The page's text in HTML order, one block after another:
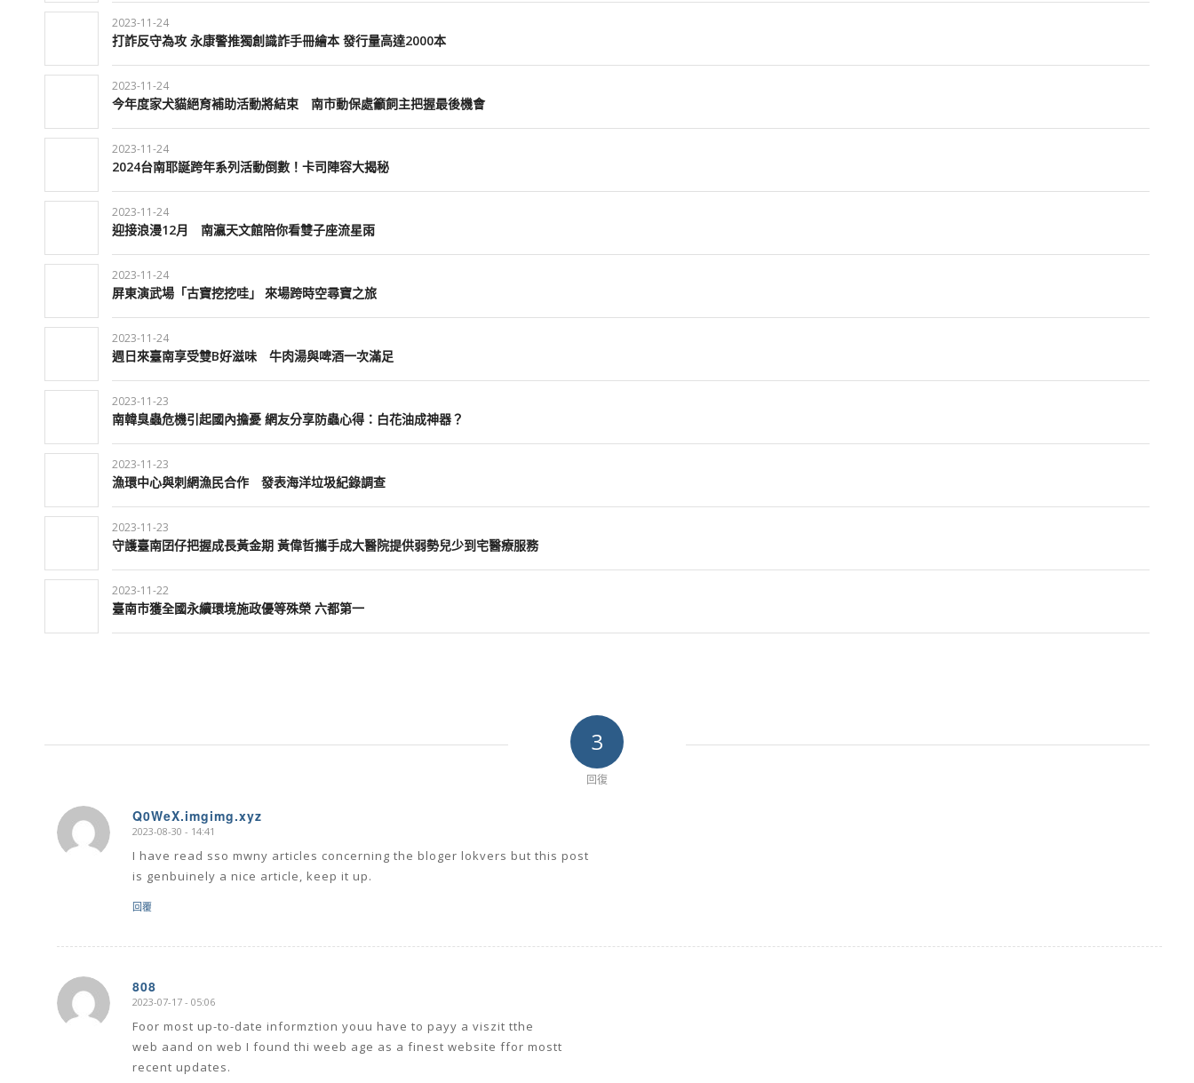
2023-11-24
打詐反守為攻 永康警推獨創識詐手冊繪本 發行量高達2000本
2023-11-24
今年度家犬貓絕育補助活動將結束 南市動保處籲飼主把握最後機會
2023-11-24
2024台南耶誕跨年系列活動倒數！卡司陣容大揭秘
2023-11-24
迎接浪漫12月 南瀛天文館陪你看雙子座流星雨
2023-11-24
屏東演武場「古寶挖挖哇」 來場跨時空尋寶之旅
2023-11-24
週日來臺南享受雙B好滋味 牛肉湯與啤酒一次滿足
2023-11-23
南韓臭蟲危機引起國內擔憂 網友分享防蟲心得：白花油成神器？
2023-11-23
漁環中心與刺網漁民合作 發表海洋垃圾紀錄調查
2023-11-23
守護臺南囝仔把握成長黃金期 黃偉哲攜手成大醫院提供弱勢兒少到宅醫療服務
2023-11-22
臺南市獲全國永續環境施政優等殊榮 六都第一
3
回復
Q0WeX.imgimg.xyz
says:
2023-08-30 - 14:41
I have read sso mwny articles concerning the bloger lokvers but this post
is genbuinely a nice article, keep it up.
回覆
808
says:
2023-07-17 - 05:06
Foor most up-to-date informztion youu have to payy a viszit tthe
web aand on web I found thi weeb age as a finest website ffor mostt
recent updates.